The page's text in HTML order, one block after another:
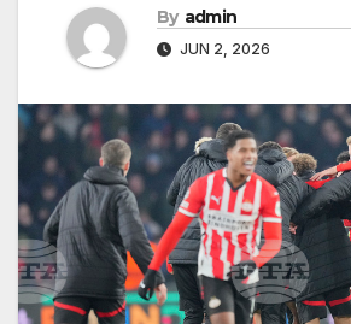
By admin
JUN 2, 2026